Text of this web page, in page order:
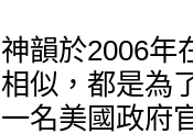
神韻於2006年
相似，都是為
一名美國政府